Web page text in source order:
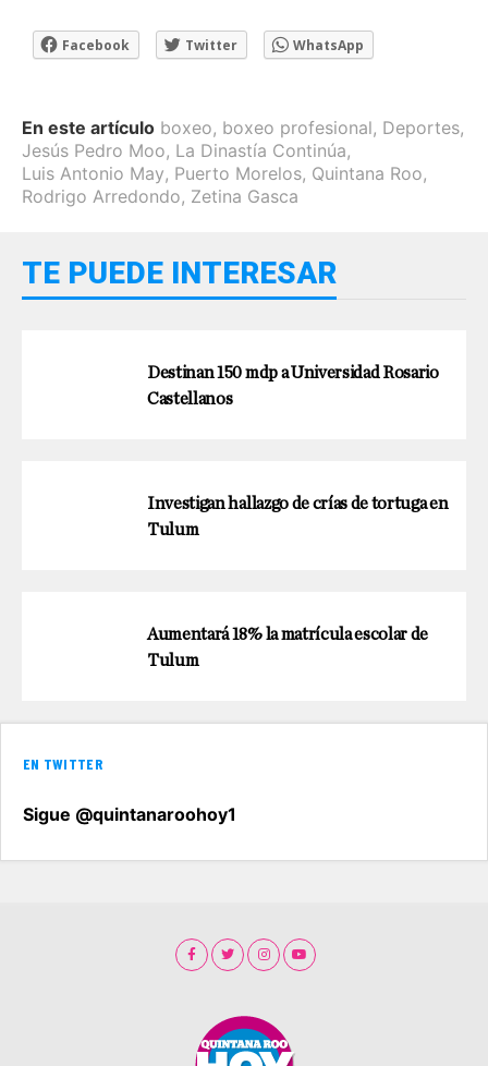
Facebook Twitter WhatsApp
En este artículo boxeo, boxeo profesional, Deportes,
Jesús Pedro Moo, La Dinastía Continúa,
Luis Antonio May, Puerto Morelos, Quintana Roo,
Rodrigo Arredondo, Zetina Gasca
TE PUEDE INTERESAR
Destinan 150 mdp a Universidad Rosario
Castellanos
Investigan hallazgo de crías de tortuga en
Tulum
Aumentará 18% la matrícula escolar de
Tulum
EN TWITTER
Sigue @quintanaroohoy1